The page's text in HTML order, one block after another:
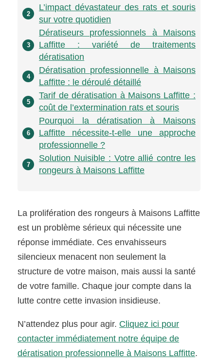
2
L’impact dévastateur des rats et souris
sur votre quotidien
3
Dératiseurs professionnels à Maisons
Laffitte : variété de traitements
dératisation
4
Dératisation professionnelle à Maisons
Laffitte : le déroulé détaillé
5
Tarif de dératisation à Maisons Laffitte :
coût de l’extermination rats et souris
6
Pourquoi la dératisation à Maisons
Laffitte nécessite-t-elle une approche
professionnelle ?
7
Solution Nuisible : Votre allié contre les
rongeurs à Maisons Laffitte
La prolifération des rongeurs à Maisons Laffitte
est un problème sérieux qui nécessite une
réponse immédiate. Ces envahisseurs
silencieux menacent non seulement la
structure de votre maison, mais aussi la santé
de votre famille. Chaque jour compte dans la
lutte contre cette invasion insidieuse.
N’attendez plus pour agir. Cliquez ici pour
contacter immédiatement notre équipe de
dératisation professionnelle à Maisons Laffitte.